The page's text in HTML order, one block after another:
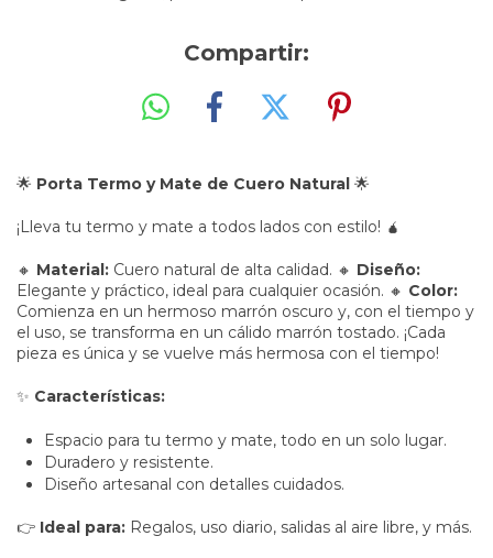
Compartir:
🌟 Porta Termo y Mate de Cuero Natural 🌟
¡Lleva tu termo y mate a todos lados con estilo! 🧉
🔸 Material: Cuero natural de alta calidad. 🔸 Diseño:
Elegante y práctico, ideal para cualquier ocasión. 🔸 Color:
Comienza en un hermoso marrón oscuro y, con el tiempo y
el uso, se transforma en un cálido marrón tostado. ¡Cada
pieza es única y se vuelve más hermosa con el tiempo!
✨ Características:
Espacio para tu termo y mate, todo en un solo lugar.
Duradero y resistente.
Diseño artesanal con detalles cuidados.
👉 Ideal para: Regalos, uso diario, salidas al aire libre, y más.